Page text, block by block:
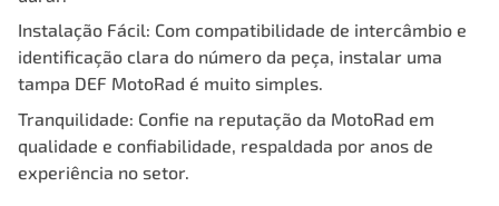
Instalação Fácil: Com compatibilidade de intercâmbio e
identificação clara do número da peça, instalar uma
tampa DEF MotoRad é muito simples.
Tranquilidade: Confie na reputação da MotoRad em
qualidade e confiabilidade, respaldada por anos de
experiência no setor.